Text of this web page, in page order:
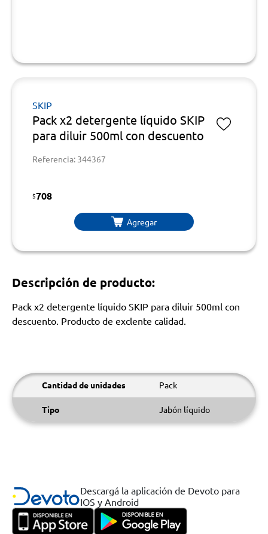
SKIP
Pack x2 detergente líquido SKIP
para diluir 500ml con descuento
Referencia: 344367
$708
Agregar
Descripción de producto:
Pack x2 detergente líquido SKIP para diluir 500ml con
descuento. Producto de exclente calidad.
Cantidad de unidades Pack
Tipo Jabón líquido
Descargá la aplicación de Devoto para
IOS y Android